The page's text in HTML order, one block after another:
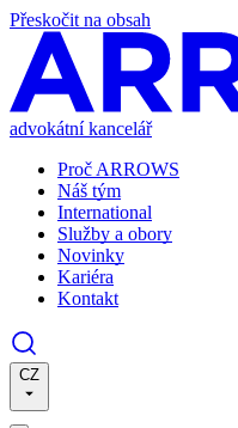
Přeskočit na obsah
advokátní kancelář
Proč ARROWS
Náš tým
International
Služby a obory
Novinky
Kariéra
Kontakt
CZ